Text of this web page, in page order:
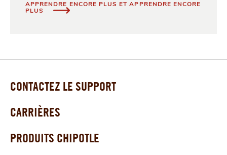
APPRENDRE ENCORE PLUS ET APPRENDRE ENCORE
PLUS
MONTRER L’EXEMPLE
CONTACTEZ LE SUPPORT
CARRIÈRES
PRODUITS CHIPOTLE